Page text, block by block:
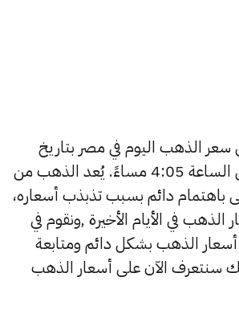
الذهب اليوم في مصر بتاريخ
الخميس 16 أبريل الساعة 4:05 مساءً. يُعد الذهب من
باهتمام دائم بسبب تذبذب أسعاره،
في الأيام الأخيرة ,ونقوم في
أسعار الذهب بشكل دائم ومتابعة
سنتعرف الآن على أسعار الذهب